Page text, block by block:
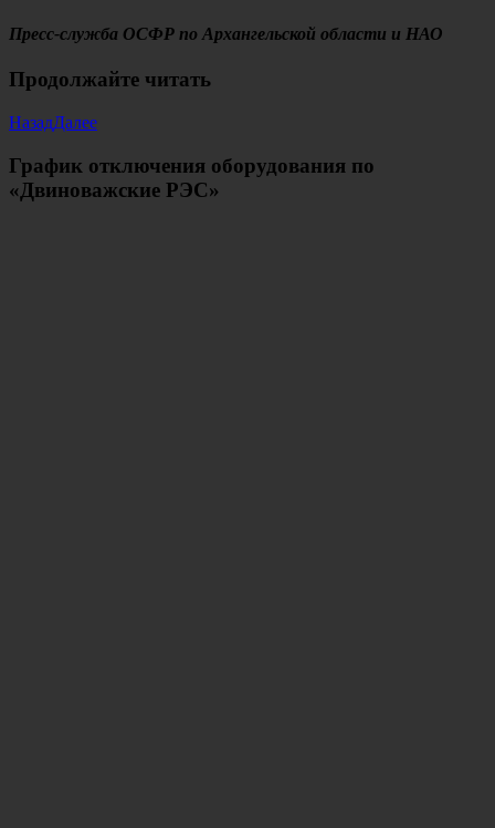
Пресс-служба ОСФР по Архангельской области и НАО
Продолжайте читать
НазадДалее
График отключения оборудования по
«Двиноважские РЭС»